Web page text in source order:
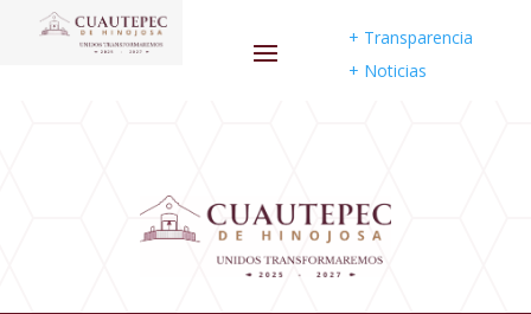
+ Transparencia
+ Noticias